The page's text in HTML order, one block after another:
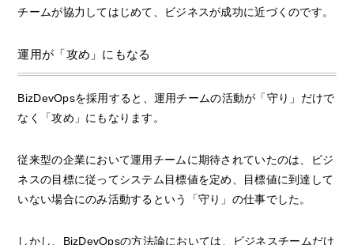
チームが協力してはじめて、ビジネスが成功に近づくのです。
運用が「攻め」にもなる
BizDevOpsを採用すると、運用チームの活動が「守り」だけで
なく「攻め」にもなります。
従来型の企業において運用チームに期待されていたのは、ビジ
ネスの目標に従ってシステム目標値を定め、目標値に到達して
いない場合にのみ活動するという「守り」の仕事でした。
しかし、BizDevOpsの方法論においては、ビジネスチームだけ